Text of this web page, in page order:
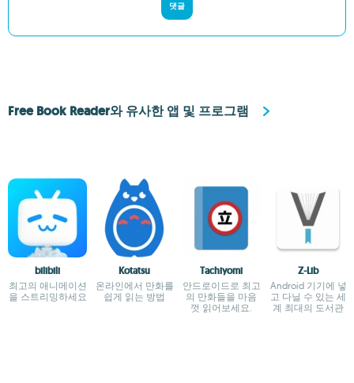
댓글
Free Book Reader와 유사한 앱 및 프로그램
bilibili
최고의 애니메이션
을 스트리밍하세요
Kotatsu
온라인에서 만화를
쉽게 읽는 방법
Tachiyomi
안드로이드로 최고
의 만화들을 마음
껏 읽어보세요.
Z-Lib
Android 기기에 넣
고 다닐 수 있는 세
계 최대의 도서관